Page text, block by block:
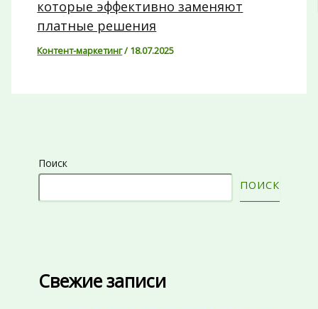
которые эффективно заменяют
платные решения
Контент-маркетинг/ 18.07.2025
Поиск
ПОИСК
Свежие записи